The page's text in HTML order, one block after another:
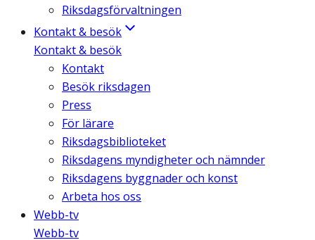
Riksdagsförvaltningen
Kontakt & besök
Kontakt & besök
Kontakt
Besök riksdagen
Press
För lärare
Riksdagsbiblioteket
Riksdagens myndigheter och nämnder
Riksdagens byggnader och konst
Arbeta hos oss
Webb-tv
Webb-tv